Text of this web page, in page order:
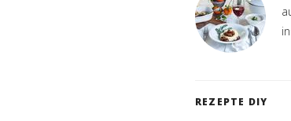
REZEPTE DIY